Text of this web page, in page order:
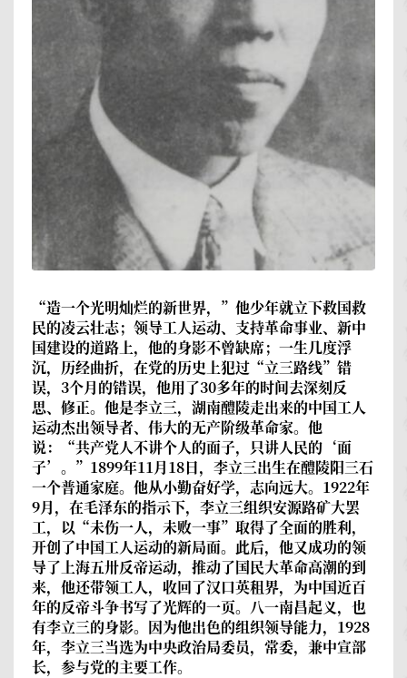
“造一个光明灿烂的新世界，”他少年就立下救国救
民的凌云壮志；领导工人运动、支持革命事业、新中
国建设的道路上，他的身影不曾缺席；一生几度浮
沉，历经曲折，在党的历史上犯过“立三路线”错
误，3个月的错误，他用了30多年的时间去深刻反
思、修正。他是李立三，湖南醴陵走出来的中国工人
运动杰出领导者、伟大的无产阶级革命家。他
说：“共产党人不讲个人的面子，只讲人民的‘面
子’。”1899年11月18日，李立三出生在醴陵阳三石
一个普通家庭。他从小勤奋好学，志向远大。1922年
9月，在毛泽东的指示下，李立三组织安源路矿大罢
工，以“未伤一人，未败一事”取得了全面的胜利，
开创了中国工人运动的新局面。此后，他又成功的领
导了上海五卅反帝运动，推动了国民大革命高潮的到
来，他还带领工人，收回了汉口英租界，为中国近百
年的反帝斗争书写了光辉的一页。八一南昌起义，也
有李立三的身影。因为他出色的组织领导能力，1928
年，李立三当选为中央政治局委员，常委，兼中宣部
长，参与党的主要工作。